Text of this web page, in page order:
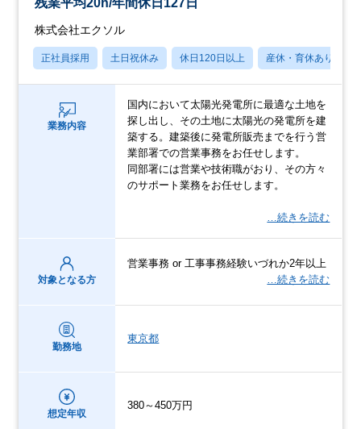
株式会社エクソル
正社員採用 土日祝休み 休日120日以上 産休・育休あり
業務内容
国内において太陽光発電所に最適な土地を
探し出し、その土地に太陽光の発電所を建
築する。建築後に発電所販売までを行う営
業部署での営業事務をお任せします。
同部署には営業や技術職がおり、その方々
のサポート業務をお任せします。
…続きを読む
対象となる方
営業事務 or 工事事務経験いづれか2年以上
…続きを読む
勤務地
東京都
想定年収
380～450万円